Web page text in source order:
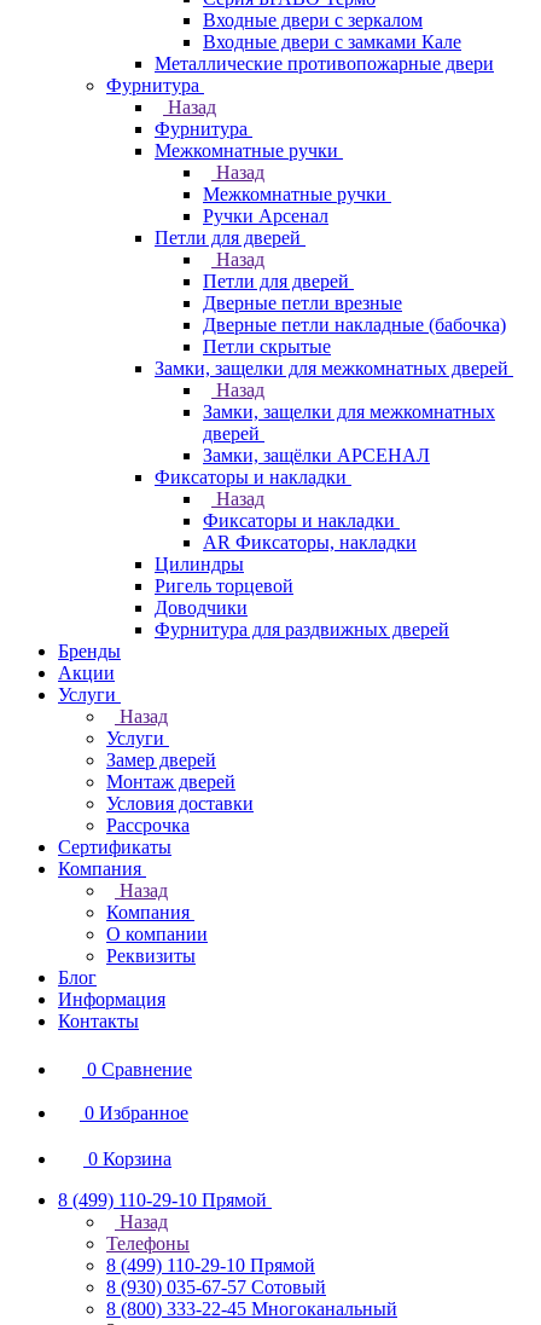
Входные двери с зеркалом
Входные двери с замками Кале
Металлические противопожарные двери
Фурнитура
Назад
Фурнитура
Межкомнатные ручки
Назад
Межкомнатные ручки
Ручки Арсенал
Петли для дверей
Назад
Петли для дверей
Дверные петли врезные
Дверные петли накладные (бабочка)
Петли скрытые
Замки, защелки для межкомнатных дверей
Назад
Замки, защелки для межкомнатных
дверей
Замки, защёлки АРСЕНАЛ
Фиксаторы и накладки
Назад
Фиксаторы и накладки
AR Фиксаторы, накладки
Цилиндры
Ригель торцевой
Доводчики
Фурнитура для раздвижных дверей
Бренды
Акции
Услуги
Назад
Услуги
Замер дверей
Монтаж дверей
Условия доставки
Рассрочка
Сертификаты
Компания
Назад
Компания
О компании
Реквизиты
Блог
Информация
Контакты
0 Сравнение
0 Избранное
0 Корзина
8 (499) 110-29-10 Прямой
Назад
Телефоны
8 (499) 110-29-10 Прямой
8 (930) 035-67-57 Сотовый
8 (800) 333-22-45 Многоканальный